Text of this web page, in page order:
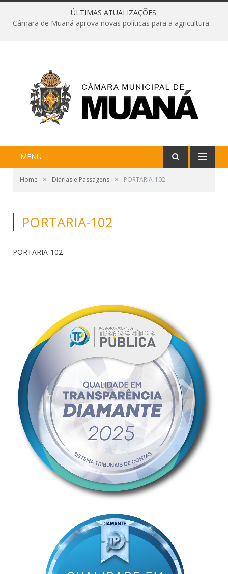
ÚLTIMAS ATUALIZAÇÕES:
Câmara de Muaná aprova novas políticas para a agricultura e solicita reforma da Ponte do Reduto
MENU
Home » Diárias e Passagens » PORTARIA-102
PORTARIA-102
PORTARIA-102